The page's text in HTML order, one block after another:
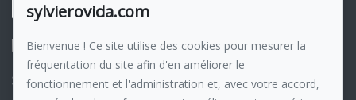
Suivez-moi sur Facebook !
sylvierovida.com
Bienvenue ! Ce site utilise des cookies pour mesurer la
fréquentation du site afin d'en améliorer le
fonctionnement et l'administration et, avec votre accord,